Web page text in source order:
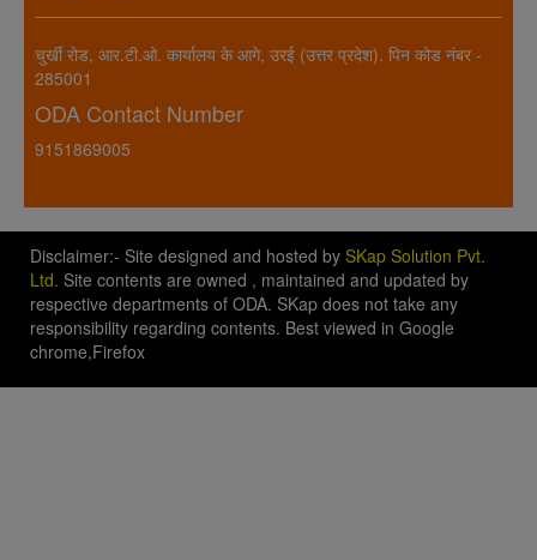
चुर्खी रोड, आर.टी.ओ. कार्यालय के आगे, उरई (उत्तर प्रदेश). पिन कोड नंबर -
285001
ODA Contact Number
9151869005
Disclaimer:- Site designed and hosted by SKap Solution Pvt.
Ltd. Site contents are owned , maintained and updated by
respective departments of ODA. SKap does not take any
responsibility regarding contents. Best viewed in Google
chrome,Firefox